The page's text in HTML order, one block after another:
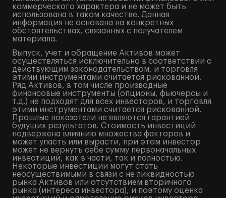
коммерческого характера и не может быть
использована в таком качестве. Данная
информация не основана на конкретных
обстоятельствах, связанных с получателем
материала.
Выпуск, учет и обращение Активов может
осуществляться исключительно в соответствии с
действующим законодательством, и торговля
этими инструментами считается рискованной.
Ряд Активов, в том числе производные
финансовые инструменты (опционы, фьючерсы и
т.д.) не подходят для всех инвесторов, и торговля
этими инструментами считается рискованной.
Прошлые показатели не являются гарантией
будущих результатов. Стоимость инвестиций
подвержена влиянию множества факторов и
может упасть или вырасти, при этом инвестор
может не вернуть себе сумму первоначальных
инвестиций, как в части, так и полностью.
Некоторые инвестиции могут стать
неосуществимыми в связи с не ликвидностью
рынка Активов или отсутствием вторичного
рынка (интереса инвестора), и поэтому оценка